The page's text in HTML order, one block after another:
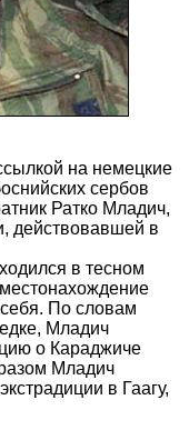
на немецкие
сербов
Ратко Младич,
действовавшей в
в тесном
По словам
Младич
о Караджиче
Младич
в Гаагу,